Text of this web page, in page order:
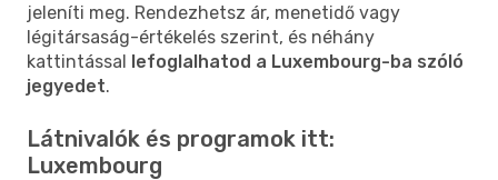
jeleníti meg. Rendezhetsz ár, menetidő vagy
légitársaság-értékelés szerint, és néhány
kattintással lefoglalhatod a Luxembourg-ba szóló
jegyedet.
Látnivalók és programok itt:
Luxembourg